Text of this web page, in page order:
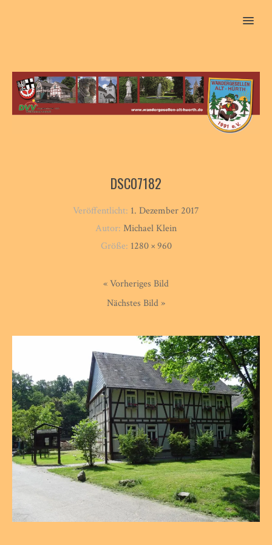
MENU
DSC07182
Veröffentlicht: 1. Dezember 2017
Autor: Michael Klein
Größe: 1280 × 960
« Vorheriges Bild
Nächstes Bild »